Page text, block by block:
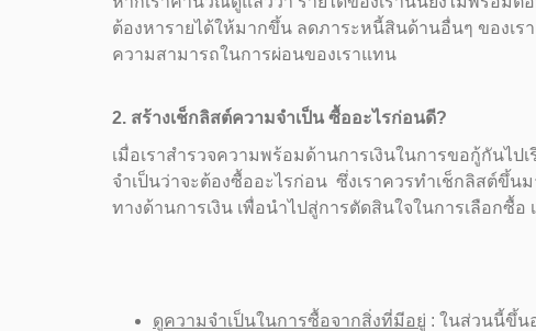
ต้องหารายได้ให้มากขึ้น ลดภาระหนี้สินด้านอื่นๆ ของเ
ความสามารถในการผ่อนของเราแทน
2. สร้างเช็กลิสต์ความจำเป็น ซื้ออะไรก่อนดี?
เมื่อเราสำรวจความพร้อมด้านการเงินในการขอกู้กันไ
จำเป็นว่าจะต้องซื้ออะไรก่อน ซึ่งเราควรทำเช็กลิสต์ขึ้
ทางด้านการเงิน เพื่อนำไปสู่การตัดสินใจในการเลือกซื้อ
ดูความจำเป็นในการซื้อจากสิ่งที่มีอยู่ : ในส่วนนี้ขึ้น